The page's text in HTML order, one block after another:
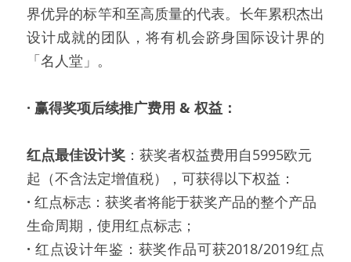
界优异的标竿和至高质量的代表。长年累积杰出
设计成就的团队，将有机会跻身国际设计界的
「名人堂」。
· 赢得奖项后续推广费用 & 权益：
红点最佳设计奖 ：获奖者权益费用自5995欧元
起（不含法定增值税），可获得以下权益：
· 红点标志：获奖者将能于获奖产品的整个产品
生命周期，使用红点标志；
· 红点设计年鉴：获奖作品可获2018/2019红点